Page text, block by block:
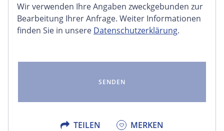
Wir verwenden Ihre Angaben zweckgebunden zur
Bearbeitung Ihrer Anfrage. Weiter Informationen
finden Sie in unsere Datenschutzerklärung.
TEILEN
FACEBOOK
X
MERKEN